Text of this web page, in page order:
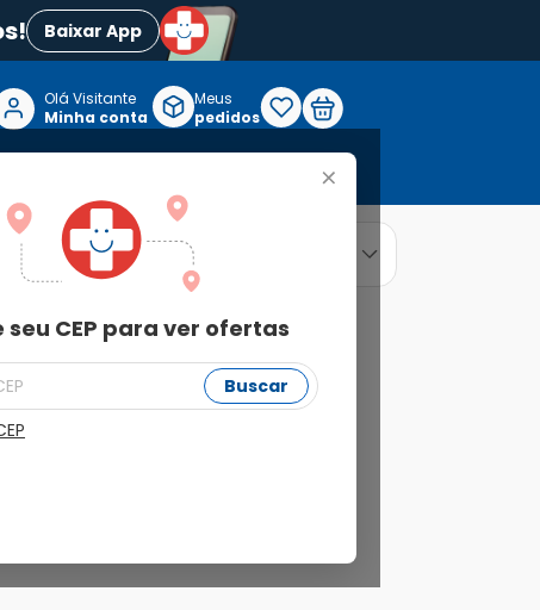
Baixar App
+
seu CEP para ver ofertas
Buscar
Olá Visitante
Minha conta
Meus
pedidos
ordenar por